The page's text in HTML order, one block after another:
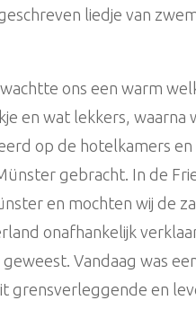
liedje van
ons een warm
en wat lekkers,
op de hotelkamers
gebracht. In de
en mochten wij de
onafhankelijk
Vandaag was
grensverleggende en